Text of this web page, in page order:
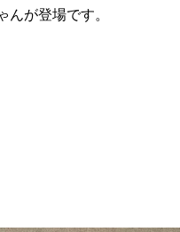
んが登場です。